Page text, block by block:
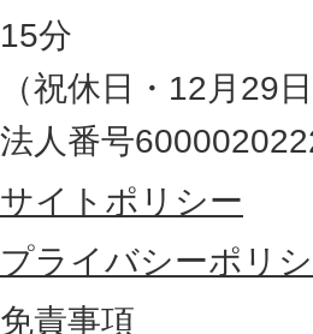
県
の
最
東
部
に
15分
（祝休日・12月29
法人番号
サイトポリシー
プライバシーポリ
免責事項